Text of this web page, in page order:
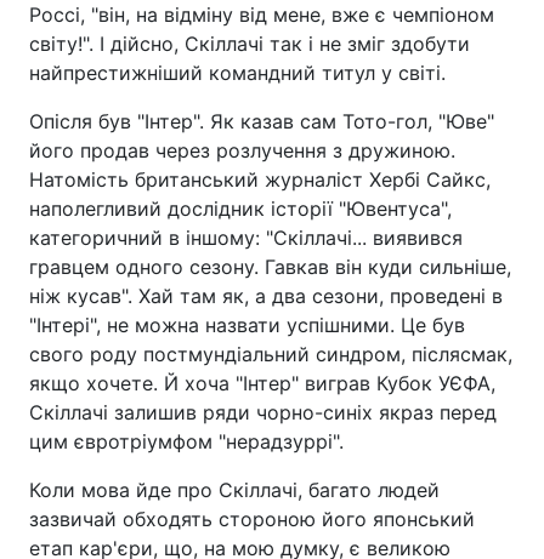
Россі, "він, на відміну від мене, вже є чемпіоном
світу!". І дійсно, Скіллачі так і не зміг здобути
найпрестижніший командний титул у світі.
Опісля був "Інтер". Як казав сам Тото-гол, "Юве"
його продав через розлучення з дружиною.
Натомість британський журналіст Хербі Сайкс,
наполегливий дослідник історії "Ювентуса",
категоричний в іншому: "Скіллачі... виявився
гравцем одного сезону. Гавкав він куди сильніше,
ніж кусав". Хай там як, а два сезони, проведені в
"Інтері", не можна назвати успішними. Це був
свого роду постмундіальний синдром, післясмак,
якщо хочете. Й хоча "Інтер" виграв Кубок УЄФА,
Скіллачі залишив ряди чорно-синіх якраз перед
цим євротріумфом "нерадзуррі".
Коли мова йде про Скіллачі, багато людей
зазвичай обходять стороною його японський
етап кар'єри, що, на мою думку, є великою